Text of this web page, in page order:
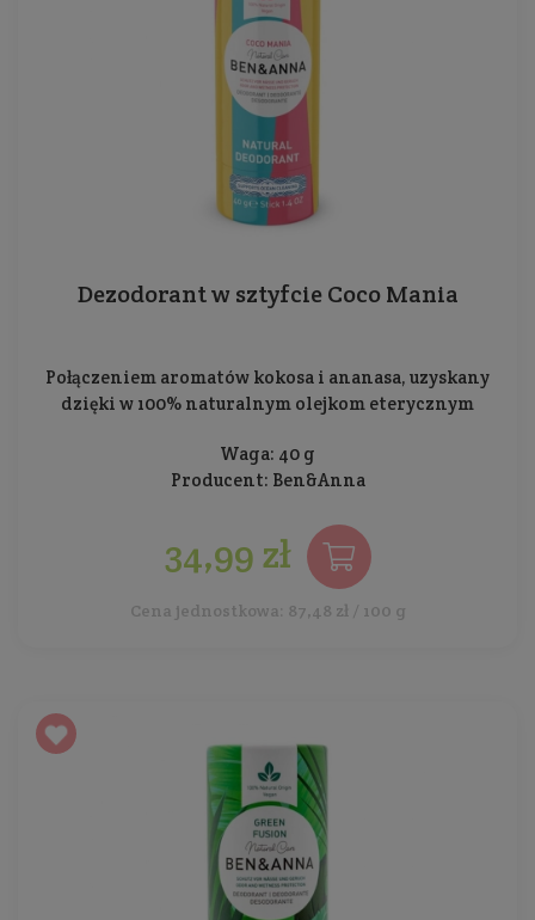
Dezodorant w sztyfcie Coco Mania
Połączeniem aromatów kokosa i ananasa, uzyskany
dzięki w 100% naturalnym olejkom eterycznym
Waga: 40 g
Producent: Ben&Anna
34,99 zł
Cena jednostkowa: 87,48 zł / 100 g